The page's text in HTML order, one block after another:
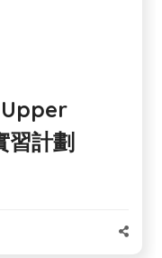
Upper
習計劃